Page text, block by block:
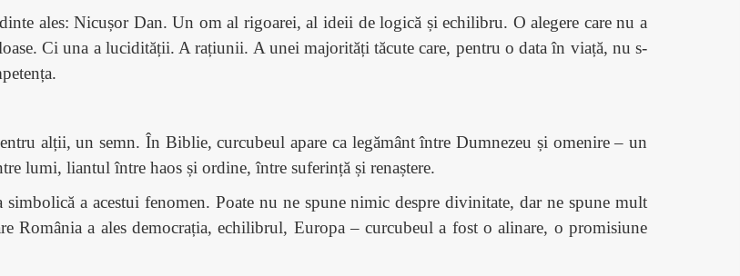
ales: Nicușor Dan. Un om al rigoarei, al ideii de logică și echilibru. O alegere care nu a
Ci una a lucidității. A rațiunii. A unei majorități tăcute care, pentru o dataîn viață, nu s-
alții, un semn. În Biblie, curcubeul apare ca legământ între Dumnezeu și omenire – un
lumi, liantul între haos și ordine, între suferință și renaștere.
a acestui fenomen. Poate nu ne spune nimic despre divinitate, dar ne spune mult
România a ales democrația, echilibrul, Europa – curcubeul a fost o alinare, o promisiune